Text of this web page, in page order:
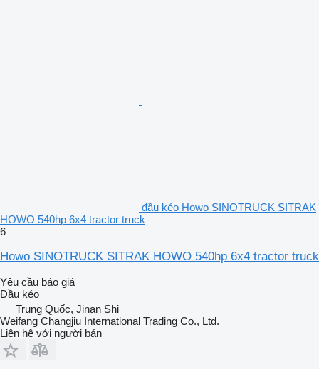
đầu kéo Howo SINOTRUCK SITRAK
HOWO 540hp 6x4 tractor truck
6
Howo SINOTRUCK SITRAK HOWO 540hp 6x4 tractor truck
Yêu cầu báo giá
Đầu kéo
Trung Quốc, Jinan Shi
Weifang Changjiu International Trading Co., Ltd.
Liên hệ với người bán